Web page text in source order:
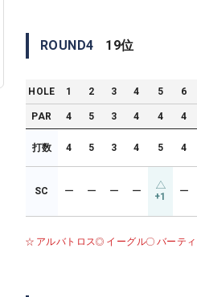
ROUND4 19位
HOLE 1 2 3 4 5 6
PAR 4 5 3 4 4 4
打数 4 5 3 4 5 4
SC ー ー ー ー +1 ー
アルバトロス イーグル バーティ